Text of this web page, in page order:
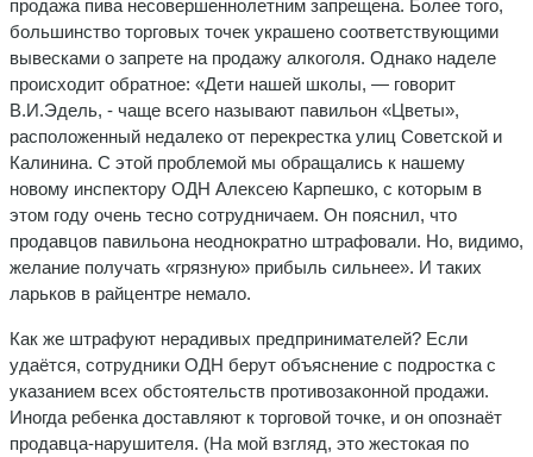
продажа пива несовершеннолетним запрещена. Более того,
большинство торговых точек украшено соответствующими
вывесками о запрете на продажу алкоголя. Однако наделе
происходит обрат­ное: «Дети нашей школы, — говорит
В.И.Эдель, - чаще всего называют павильон «Цветы»,
расположенный недалеко от перекрестка улиц Советской и
Калинина. С этой проблемой мы обращались к нашему
новому инспектору ОДН Алексею Карпешко, с которым в
этом году очень тесно сотрудничаем. Он по­яснил, что
продавцов павильона неоднократно штрафовали. Но, ви­димо,
желание получать «грязную» прибыль сильнее». И таких
ларьков в райцентре немало.
Как же штрафуют нерадивых предпринимателей? Если
удаётся, сотрудники ОДН берут объяснение с подростка с
указанием всех обсто­ятельств противозаконной продажи.
Иногда ребенка доставляют к торго­вой точке, и он опознаёт
продавца-нарушителя. (На мой взгляд, это же­стокая по